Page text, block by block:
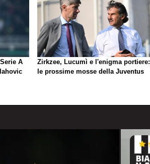
A
Zirkzee, Lucumì e l'enigma portiere:
le prossime mosse della Juventus